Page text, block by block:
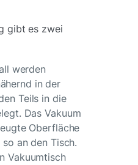
gibt es zwei
werden
in der
Teils in die
Das Vakuum
Oberfläche
an den Tisch.
Vakuumtisch